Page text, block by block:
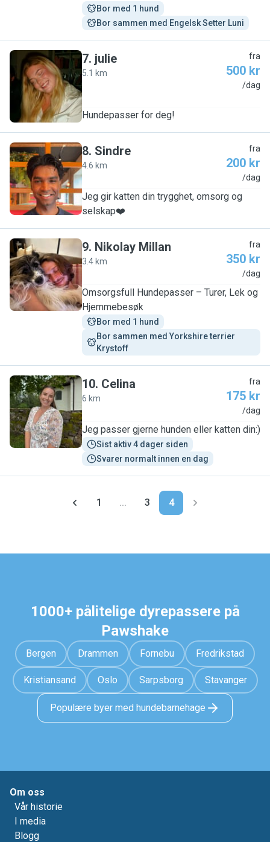
Bor med 1 hund
Bor sammen med Engelsk Setter Luni
J
7. julie
5.1 km
fra
500 kr
/dag
Hundepasser for deg!
S
8. Sindre
4.6 km
fra
200 kr
/dag
Jeg gir katten din trygghet, omsorg og
selskap❤️
N
9. Nikolay Millan
3.4 km
fra
350 kr
/dag
Omsorgsfull Hundepasser – Turer, Lek og
Hjemmebesøk
Bor med 1 hund
Bor sammen med Yorkshire terrier
Krystoff
C
10. Celina
6 km
fra
175 kr
/dag
Jeg passer gjerne hunden eller katten din:)
Sist aktiv 4 dager siden
Svarer normalt innen en dag
1 ... 3 4
1000+ pålitelige dyrepassere på
Pawshake
Bergen Drammen Fornebu Fredrikstad
Kristiansand Oslo Sarpsborg Stavanger
Populære byer med hundebarnehage
Om oss
Vår historie
I media
Blogg